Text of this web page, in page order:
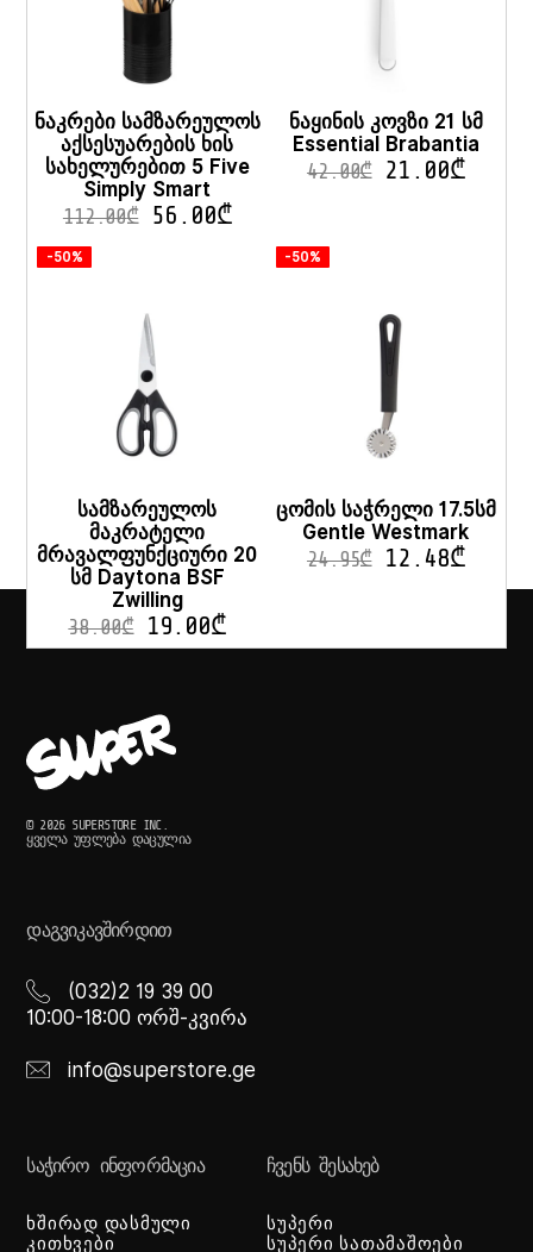
ნაკრები სამზარეულოს
აქსესუარების ხის
სახელურებით 5 Five
Simply Smart
112.00₾ 56.00₾
ნაყინის კოვზი 21 სმ
Essential Brabantia
42.00₾ 21.00₾
-50%
სამზარეულოს
მაკრატელი
მრავალფუნქციური 20
სმ Daytona BSF
Zwilling
38.00₾ 19.00₾
-50%
ცომის საჭრელი 17.5სმ
Gentle Westmark
24.95₾ 12.48₾
© 2026 SUPERSTORE INC.
ᲧᲕᲔᲚᲐ ᲣᲤᲚᲔᲑᲐ ᲓᲐᲪᲣᲚᲘᲐ
ᲓᲐᲒᲕᲘᲙᲐᲕᲨᲘᲠᲓᲘᲗ
(032)2 19 39 00
10:00-18:00 ორშ-კვირა
info@superstore.ge
ᲡᲐᲭᲘᲠᲝ ᲘᲜᲤᲝᲠᲛᲐᲪᲘᲐ
ხშირად დასმული
კითხვები
ᲩᲕᲔᲜᲡ ᲨᲔᲡᲐᲮᲔᲑ
სუპერი
სუპერი სათამაშოები